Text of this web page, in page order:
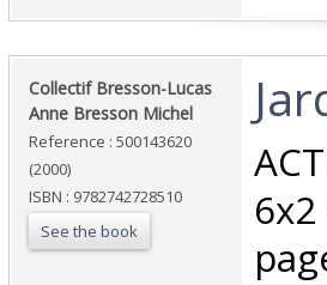
‎Collectif Bresson-Lucas
Anne Bresson Michel‎
Reference : 500143620
(2000)
ISBN : 9782742728510
See the book